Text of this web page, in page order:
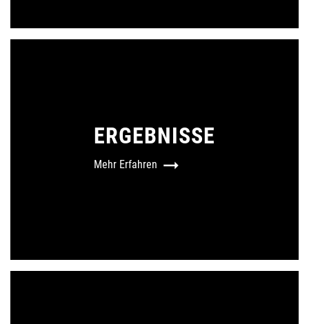
ERGEBNISSE
Mehr Erfahren